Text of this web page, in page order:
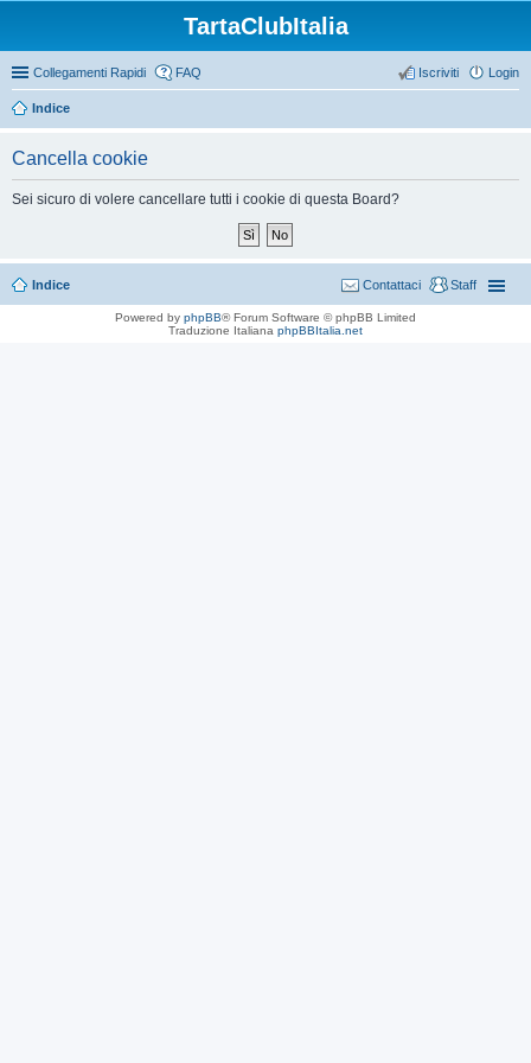
TartaClubItalia
Collegamenti Rapidi FAQ Login
Iscriviti
Indice
Cancella cookie
Sei sicuro di volere cancellare tutti i cookie di questa Board?
Indice Staff
Contattaci
Powered by phpBB® Forum Software © phpBB Limited
Traduzione Italiana phpBBItalia.net